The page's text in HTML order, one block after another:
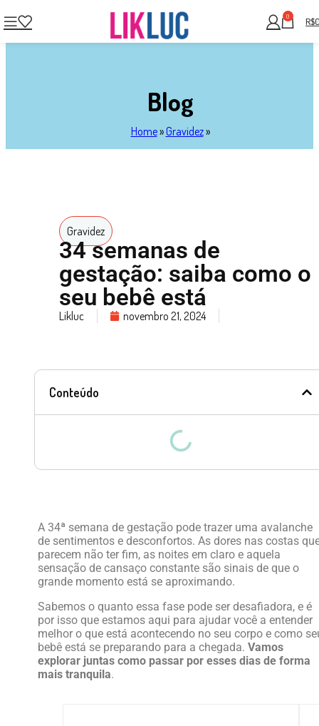
0 R$
Blog
Home»Gravidez»
Gravidez
34 semanas de
gestação: saiba como o
seu bebê está
Likluc novembro 21, 2024
Conteúdo
A 34ª semana de gestação pode trazer uma avalanche
de sentimentos e desconfortos. As dores nas costas
parecem não ter fim, as noites em claro e aquela
sensação de cansaço constante são sinais de que o
grande momento está se aproximando.
Sabemos o quanto essa fase pode ser desafiadora, e é
por isso que estamos aqui para ajudar você a entender
melhor o que está acontecendo no seu corpo e como
bebê está se preparando para a chegada. Vamos
explorar juntas como passar por esses dias de forma
mais tranquila.